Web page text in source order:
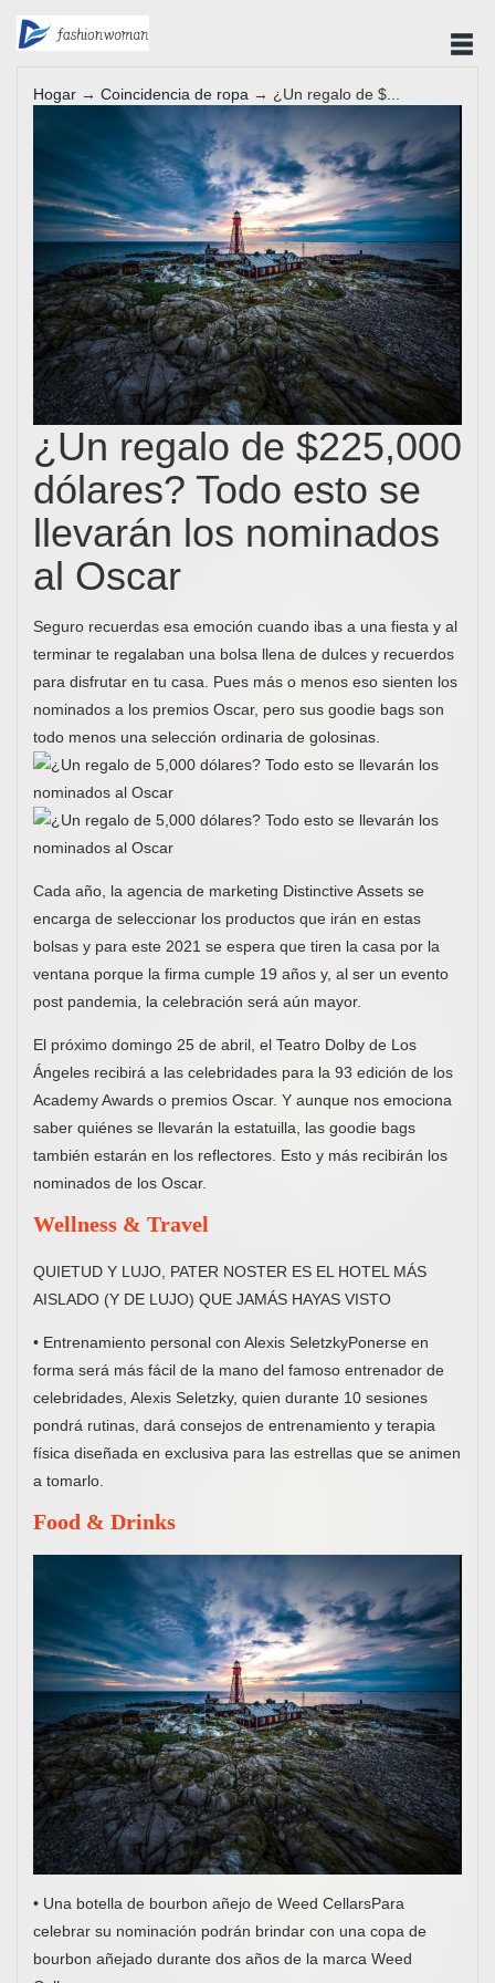
Hogar → Coincidencia de ropa → ¿Un regalo de $...
¿Un regalo de $225,000
dólares? Todo esto se
llevarán los nominados
al Oscar
Seguro recuerdas esa emoción cuando ibas a una fiesta y al
terminar te regalaban una bolsa llena de dulces y recuerdos
para disfrutar en tu casa. Pues más o menos eso sienten los
nominados a los premios Oscar, pero sus goodie bags son
todo menos una selección ordinaria de golosinas.
Cada año, la agencia de marketing Distinctive Assets se
encarga de seleccionar los productos que irán en estas
bolsas y para este 2021 se espera que tiren la casa por la
ventana porque la firma cumple 19 años y, al ser un evento
post pandemia, la celebración será aún mayor.
El próximo domingo 25 de abril, el Teatro Dolby de Los
Ángeles recibirá a las celebridades para la 93 edición de los
Academy Awards o premios Oscar. Y aunque nos emociona
saber quiénes se llevarán la estatuilla, las goodie bags
también estarán en los reflectores. Esto y más recibirán los
nominados de los Oscar.
Wellness & Travel
QUIETUD Y LUJO, PATER NOSTER ES EL HOTEL MÁS
AISLADO (Y DE LUJO) QUE JAMÁS HAYAS VISTO
• Entrenamiento personal con Alexis SeletzkyPonerse en
forma será más fácil de la mano del famoso entrenador de
celebridades, Alexis Seletzky, quien durante 10 sesiones
pondrá rutinas, dará consejos de entrenamiento y terapia
física diseñada en exclusiva para las estrellas que se animen
a tomarlo.
Food & Drinks
• Una botella de bourbon añejo de Weed CellarsPara
celebrar su nominación podrán brindar con una copa de
bourbon añejado durante dos años de la marca Weed